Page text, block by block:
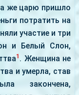
же царю пришло
потратить на
участие и три
и Белый Слон,
1 . Женщина не
и умерла, став
закончена,